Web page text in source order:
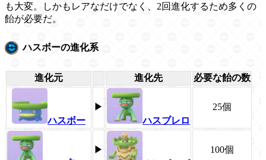
も大変。しかもレアなだけでなく、2回進化するため多くの
飴が必要だ。
ハスボーの進化系
進化元 進化先 必要な飴の数
ハスボー
▶
ハスブレロ
25個
▶
100個